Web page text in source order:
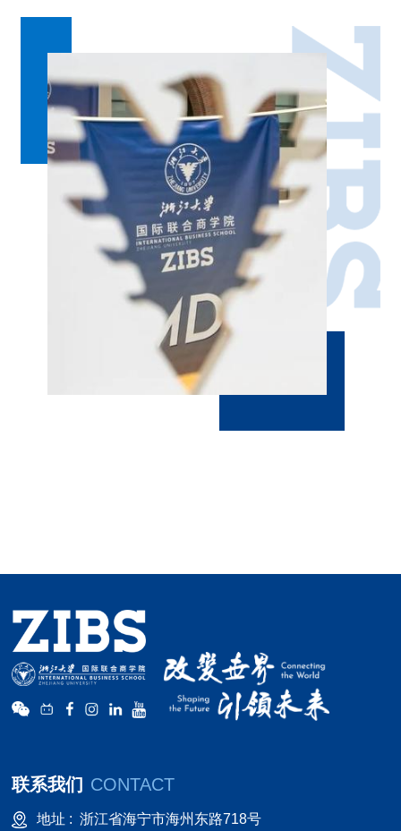
联系我们 CONTACT
地址 :浙江省海宁市海州东路718号